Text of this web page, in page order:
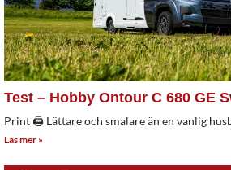
Test – Hobby Ontour C 680 GE
Print 🖨 Lättare och smalare än en vanlig
Läs mer »